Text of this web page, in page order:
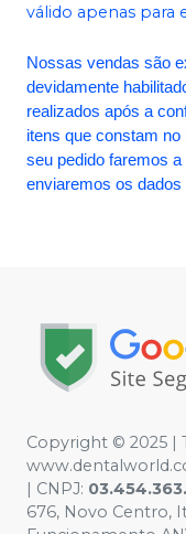
válido apenas para
Nossas vendas são
devidamente
realizados após a
itens que constam
seu pedido faremos
enviaremos os
Copyright © 2025 |
| CNPJ:
676, Novo Centro,